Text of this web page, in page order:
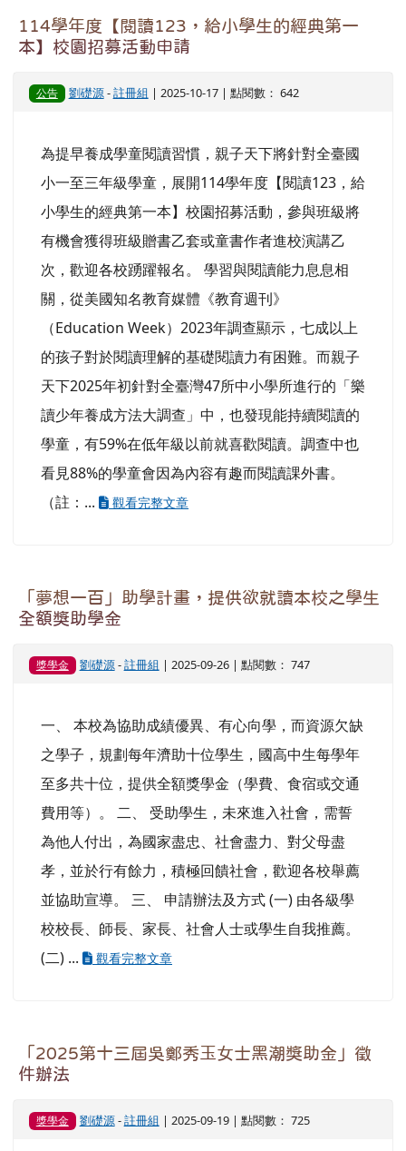
114學年度【閱讀123，給小學生的經典第一
本】校園招募活動申請
公告 劉礎源-註冊組 | 2025-10-17 | 點閱數： 642
為提早養成學童閱讀習慣，親子天下將針對全臺國
小一至三年級學童，展開114學年度【閱讀123，給
小學生的經典第一本】校園招募活動，參與班級將
有機會獲得班級贈書乙套或童書作者進校演講乙
次，歡迎各校踴躍報名。 學習與閱讀能力息息相
關，從美國知名教育媒體《教育週刊》
（Education Week）2023年調查顯示，七成以上
的孩子對於閱讀理解的基礎閱讀力有困難。而親子
天下2025年初針對全臺灣47所中小學所進行的「樂
讀少年養成方法大調查」中，也發現能持續閱讀的
學童，有59%在低年級以前就喜歡閱讀。調查中也
看見88%的學童會因為內容有趣而閱讀課外書。
（註：...
觀看完整文章
「夢想一百」助學計畫，提供欲就讀本校之學生
全額獎助學金
獎學金 劉礎源-註冊組 | 2025-09-26 | 點閱數： 747
一、 本校為協助成績優異、有心向學，而資源欠缺
之學子，規劃每年濟助十位學生，國高中生每學年
至多共十位，提供全額獎學金（學費、食宿或交通
費用等）。 二、 受助學生，未來進入社會，需誓
為他人付出，為國家盡忠、社會盡力、對父母盡
孝，並於行有餘力，積極回饋社會，歡迎各校舉薦
並協助宣導。 三、 申請辦法及方式 (一) 由各級學
校校長、師長、家長、社會人士或學生自我推薦。
(二) ...
觀看完整文章
「2025第十三屆吳鄭秀玉女士黑潮獎助金」徵
件辦法
獎學金 劉礎源-註冊組 | 2025-09-19 | 點閱數： 725